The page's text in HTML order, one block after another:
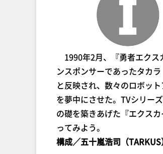
1990年2月、『勇者エクス
ンスポンサーであったタカ
と反映され、数々のロボッ
を夢中にさせた。TVシリー
の礎を築きあげた『エクス
ってみよう。
構成／五十嵐浩司（